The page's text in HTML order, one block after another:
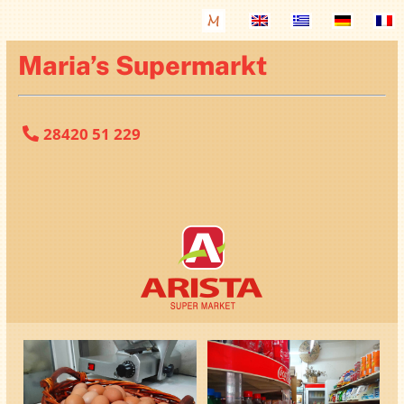
Maria’s Supermarkt
 28420 51 229